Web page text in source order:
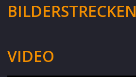
BILDERSTRECKEN
VIDEO